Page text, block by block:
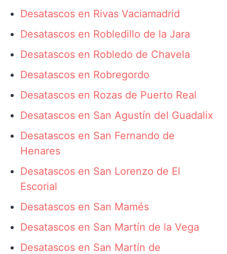
Desatascos en Rivas Vaciamadrid
Desatascos en Robledillo de la Jara
Desatascos en Robledo de Chavela
Desatascos en Robregordo
Desatascos en Rozas de Puerto Real
Desatascos en San Agustín del Guadalix
Desatascos en San Fernando de
Henares
Desatascos en San Lorenzo de El
Escorial
Desatascos en San Mamés
Desatascos en San Martín de la Vega
Desatascos en San Martín de